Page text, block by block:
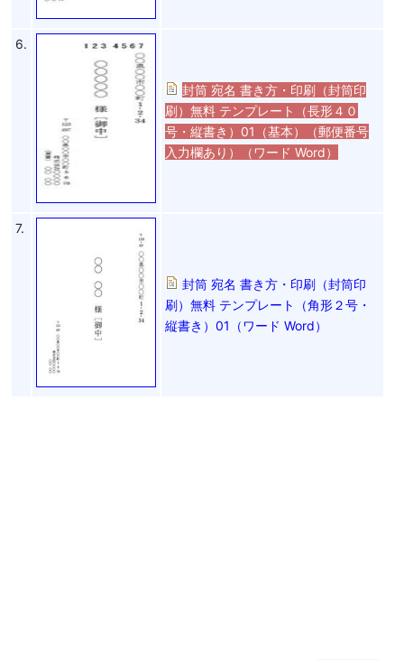
6.
封筒 宛名 書き方・印刷（封筒印
刷）無料 テンプレート（長形４０
号・縦書き）01（基本）（郵便番号
入力欄あり）（ワード Word）
7.
封筒 宛名 書き方・印刷（封筒印
刷）無料 テンプレート（角形２号・
縦書き）01（ワード Word）